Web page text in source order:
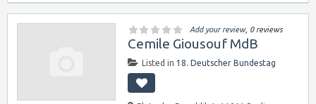
Add your review, 0 reviews
Cemile Giousouf MdB
Listed in 18. Deutscher Bundestag